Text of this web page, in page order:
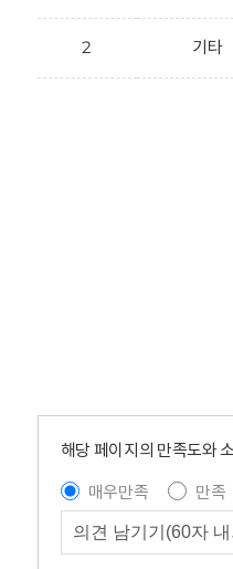
2 기타
해당 페이지의 만족도와
매우만족
만족